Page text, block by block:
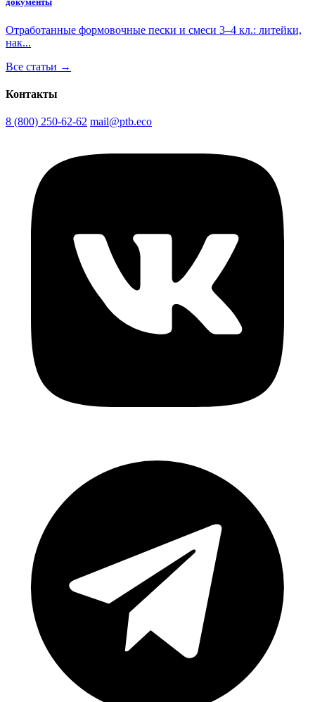
Отработанные формовочные пески и смеси 3–4 кл.: литейки,
нак...
Все статьи →
Контакты
8 (800) 250-62-62 mail@ptb.eco